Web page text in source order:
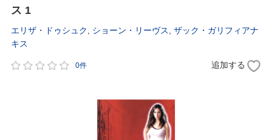
ス 1
エリザ・ドゥシュク ショーン・リーヴス
ザック・ガリフィアナ
キス
0件 追加する